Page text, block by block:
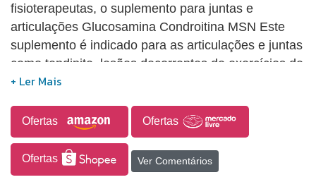
fisioterapeutas, o suplemento para juntas e
articulações Glucosamina Condroitina MSN Este
suplemento é indicado para as articulações e juntas
como tendinite, lesões decorrentes de exercícios de
musculação, lutas, levantamento de peso e
para ter articulações e cartilagens mais forte e
saudáveis. Ótimo para as articulações e juntas.
Melhora a lubrificação das juntas. Tendinites.
Produzido nos Estados Unidos.
Ofertas Ofertas
Ofertas Ver Comentários